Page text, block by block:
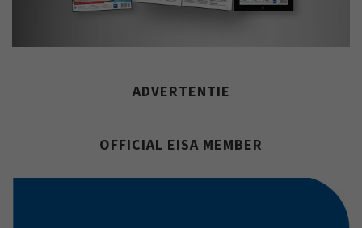
ADVERTENTIE
OFFICIAL EISA MEMBER